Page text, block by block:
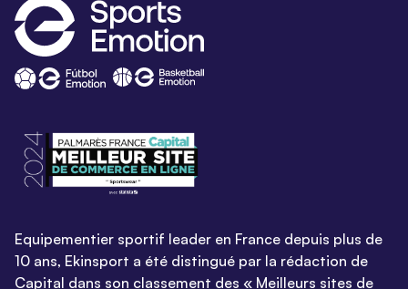
Equipementier sportif leader en France depuis plus de
10 ans, Ekinsport a été distingué par la rédaction de
Capital dans son classement des « Meilleurs sites de